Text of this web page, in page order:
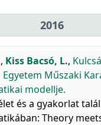
2016
, Kiss Bacsó, L.,
Műszaki
modellje.
és a gyakorlat
Theory